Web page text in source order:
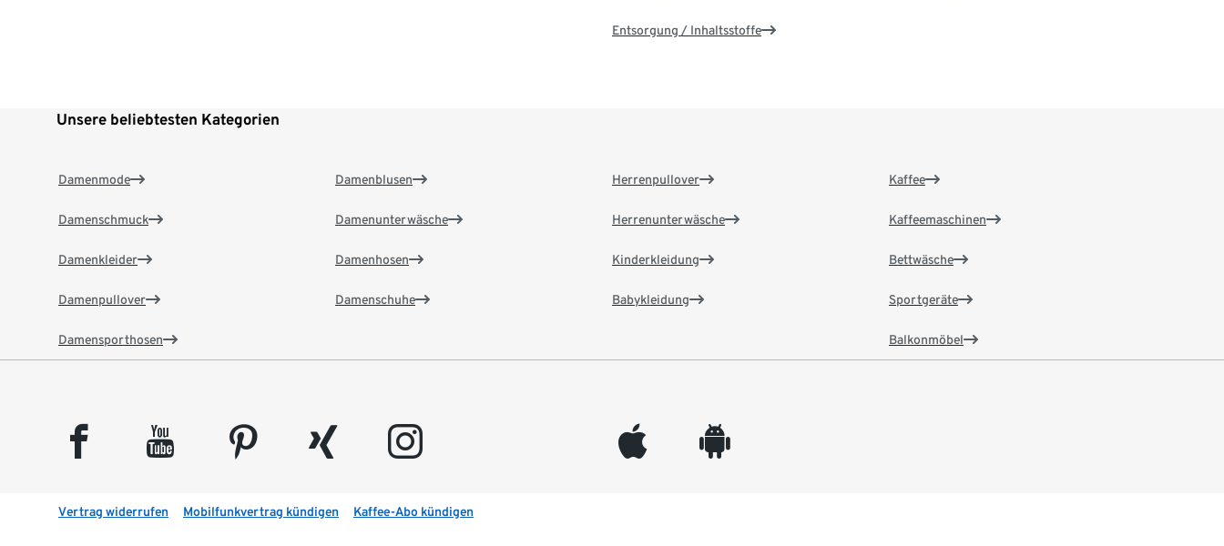
Entsorgung / Inhaltsstoffe
Unsere beliebtesten Kategorien
Damenmode
Damenschmuck
Damenkleider
Damenpullover
Damensporthosen
Damenblusen
Damenunterwäsche
Damenhosen
Damenschuhe
Herrenpullover
Herrenunterwäsche
Kinderkleidung
Babykleidung
Kaffee
Kaffeemaschinen
Bettwäsche
Sportgeräte
Balkonmöbel
facebook youtube pinterest xing instagram appleinc android
Vertrag widerrufen Mobilfunkvertrag kündigen Kaffee-Abo kündigen